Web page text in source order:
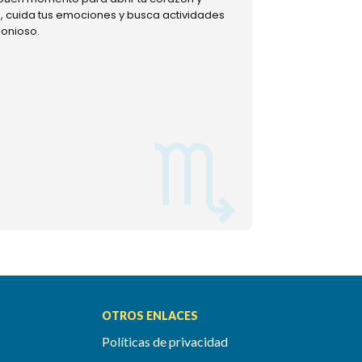
cuida tus emociones y busca actividades
OTROS ENLACES
Políticas de privacidad